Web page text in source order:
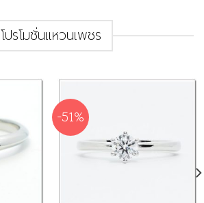
โปรโมชั่นแหวนเพชร
-51%